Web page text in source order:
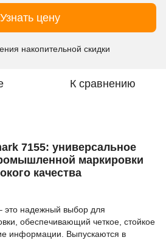
Узнать цену
накопительной скидки
К сравнению
7155: универсальное
маркировки
качества
это надежный выбор для
обеспечивающий четкое, стойкое
информации. Выпускаются в